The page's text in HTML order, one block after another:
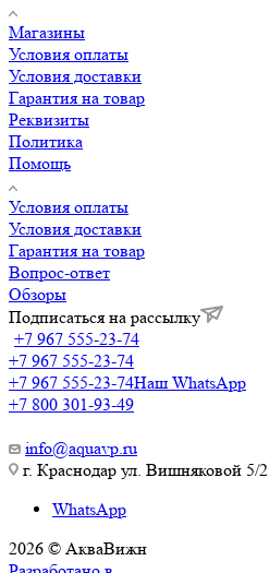
Магазины
Условия оплаты
Условия доставки
Гарантия на товар
Реквизиты
Политика
Помощь
Условия оплаты
Условия доставки
Гарантия на товар
Вопрос-ответ
Обзоры
Подписаться на рассылку
+7 967 555-23-74
+7 967 555-23-74
+7 967 555-23-74Наш WhatsApp
+7 800 301-93-49
info@aquavp.ru
г. Краснодар ул. Вишняковой 5/2
WhatsApp
2026 © АкваВижн